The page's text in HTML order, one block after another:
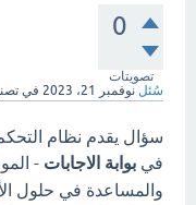
0
تصويتات
سُئل نوفمبر 21، 2023 في
سؤال يقدم نظام
في بوابة الاجابات -
والمساعدة في حلول